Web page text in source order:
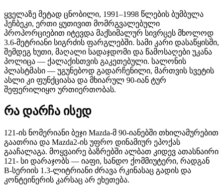
ყველაზე მეტად ცნობილი, 1991–1998 წლების ბუმბულა
ჰეჩბეკი, ერთი ყუთივით მომრგვალებული
პროპორციებით იტევდა მაქსიმალურ სივრცეს მხოლოდ
3.6-მეტრიანი სიგრძის ფარგლებში. სამი კარი დასაწყისში,
შემდეგ ხუთი, მაღალი სადაჯდომი და წამოსაღები უკანა
პოლიცა — ქალაქისთვის გაკეთებული. სალონის
პლასტმასი — უგუნებოდ გადარჩენილი, მართვის სვეტის
ასლი კი ფუნქციასა და მხიარულ 90-იან ტურ
შეფერილიყო ურთიერთობას.
რა დარჩა ისედ
121-ის ნომერიანი ბეჯი Mazda-მ 90-იანებში თხილამურებით
გაათრია და Mazda2-ის უფრო დინამიურ ეპოქას
გააჩალაგა. მოყვაირე ბაზრებში ალბათ კიდევ ათასნაირი
121- სი დარაჯობს — იაფი, სანდო ქომმიუტერი, რადგან
B-სერიის 1.3-ლიტრიანი ძრავა რკინასაც გადის და
კონტეინერის კარსაც არ ეხეთება.